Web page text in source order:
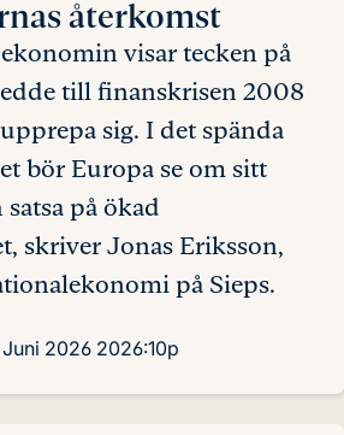
återkomst
visar tecken på
till finanskrisen 2008
sig. I det spända
bör Europa se om sitt
på ökad
skriver Jonas Eriksson,
på Sieps.
Juni 2026 2026:10p